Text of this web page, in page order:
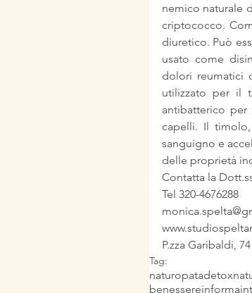
nemico naturale
criptococco.
diuretico. Può
usato come
dolori reumatici
utilizzato per il
antibatterico
capelli. Il
sanguigno e
delle proprietà
Contatta la
Tel 320-4676288
P.zza Garibaldi,
Tag:
naturopatadetox
benessereinforma